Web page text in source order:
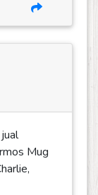
Mug